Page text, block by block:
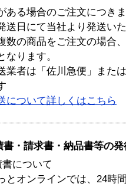
ある場合のご注文につき
送日にて当社より発送い
数の商品をご注文の場合
なります。
業者は「佐川急便」また
について詳しくはこちら
書・請求書・納品書等の
について
とオンラインでは、24時